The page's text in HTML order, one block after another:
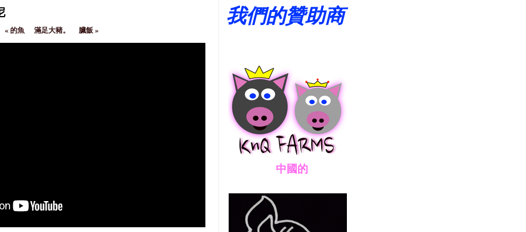
我們的贊助商
中國的
«的魚 滿足大豬。 臟飯»